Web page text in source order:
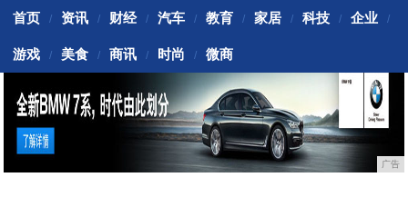
首页 / 资讯 / 财经 / 汽车 / 教育 / 家居 / 科技 / 企业 /
游戏 / 美食 / 商讯 / 时尚 / 微商
广告